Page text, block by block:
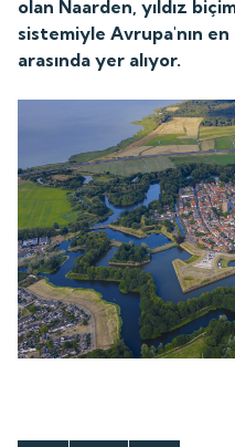
olan Naarden, yıldız
sistemiyle Avrupa'nın
arasında yer alıyor.